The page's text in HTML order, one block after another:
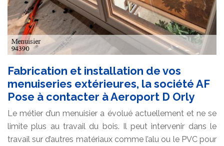
Fabrication et installation de vos
menuiseries extérieures, la société AF
Pose à contacter à Aeroport D Orly
Le métier d’un menuisier a évolué actuellement et ne se
limite plus au travail du bois. Il peut intervenir dans le
travail sur d’autres matériaux comme l’alu ou le PVC pour